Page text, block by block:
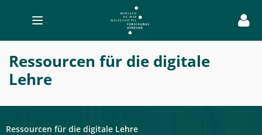
Toggle
navigation
-
Digitale
Lehre
Germanistik
Ressourcen für die digitale
Lehre
Ressourcen für die digitale Lehre